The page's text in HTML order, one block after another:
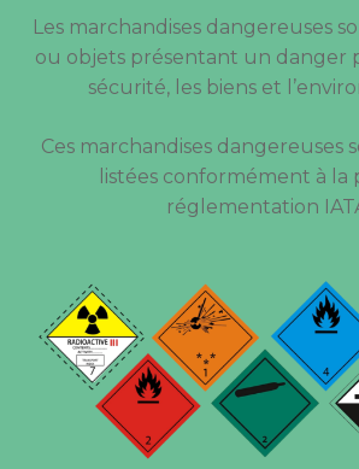
Les marchandises dangereuses
ou objets présentant un danger
sécurité, les biens et
Ces marchandises dangereuses
listées conformément à la
réglementation